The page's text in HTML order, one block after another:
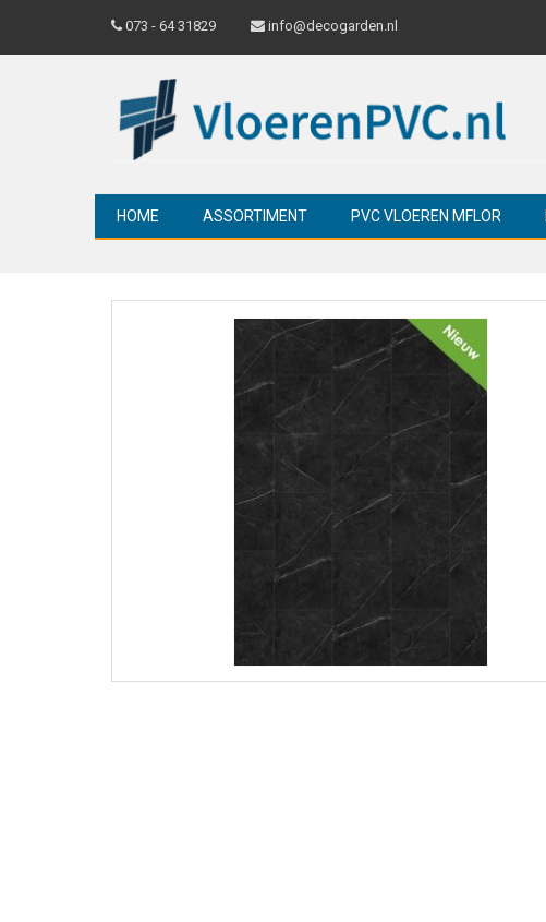
073 - 64 31829 info@decogarden.nl
HOME ASSORTIMENT PVC VLOEREN MFLOR